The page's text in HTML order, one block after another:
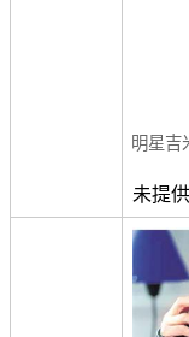
明星吉
未提